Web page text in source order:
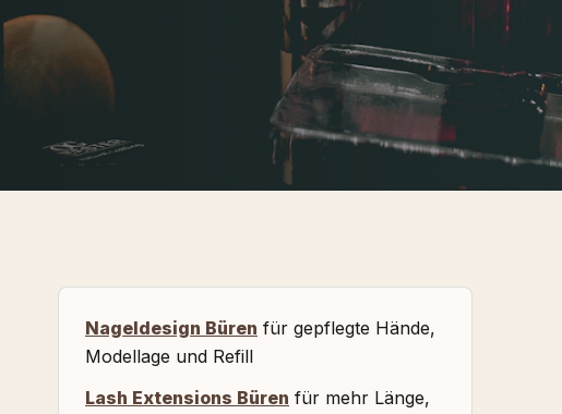
Nageldesign Büren für gepflegte Hände,
Modellage und Refill
Lash Extensions Büren für mehr Länge,